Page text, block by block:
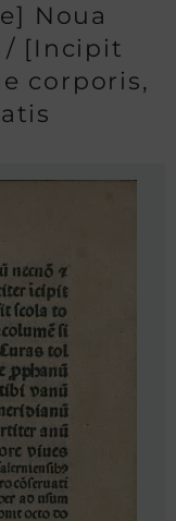
Noua
[Incipit
corporis,